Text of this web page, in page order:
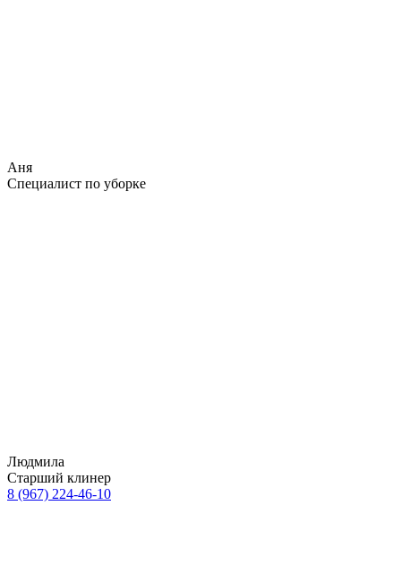
Аня
Специалист по уборке
Людмила
Старший клинер
8 (967) 224-46-10